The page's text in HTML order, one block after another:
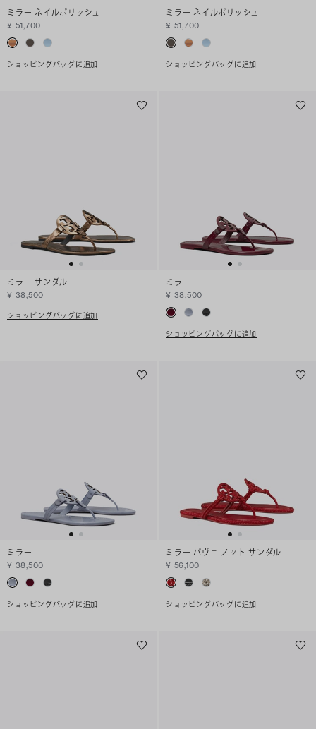
ミラー ネイルポリッシュ
¥ 51,700
ショッピングバッグに追加
ミラー ネイルポリッシュ
¥ 51,700
ショッピングバッグに追加
ミラー サンダル
¥ 38,500
ショッピングバッグに追加
ミラー
¥ 38,500
ショッピングバッグに追加
ミラー
¥ 38,500
ショッピングバッグに追加
ミラー パヴェ ノット サンダル
¥ 56,100
ショッピングバッグに追加